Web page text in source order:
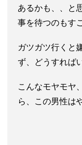
あるかも、、と
事を待つのもす
ガツガツ行くと
ず、どうすれば
こんなモヤモヤ
ら、この男性は